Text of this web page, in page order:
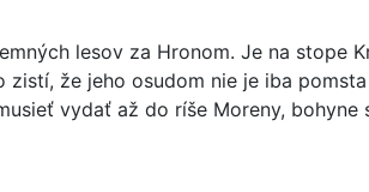
lesov za Hronom. Je na stope
že jeho osudom nie je iba
vydať až do ríše Moreny, bohyne